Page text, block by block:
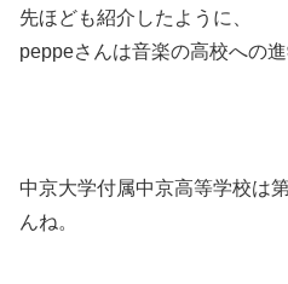
先ほども紹介したように、
peppeさんは音楽の高校への
中京大学付属中京高等学校は
んね。